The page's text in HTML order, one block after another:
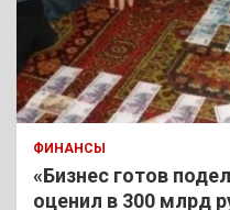
ФИНАНСЫ
«Бизнес готов
оценил в 300 млрд